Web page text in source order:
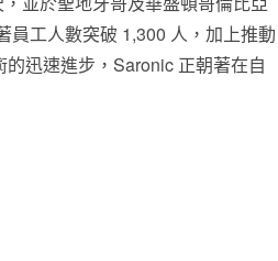
員工人數突破 1,300 人，加上推動
迅速進步，Saronic 正朝著在自